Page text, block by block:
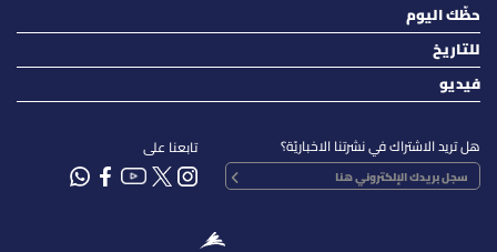
حظّك اليوم
للتاريخ
فيديو
هل تريد الاشتراك في نشرتنا الاخباريّة؟ تابعنا على